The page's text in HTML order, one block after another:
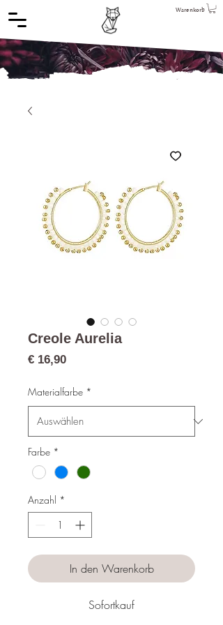
Warenkorb
Creole Aurelia
€ 16,90Preis
Materialfarbe *
Farbe *
Anzahl *
In den Warenkorb
Sofortkauf